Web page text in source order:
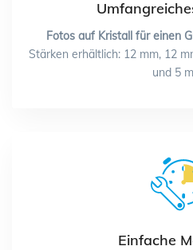
Fotos auf Kristall für einen
Stärken erhältlich: 12 mm, 12
und 5
Einfache